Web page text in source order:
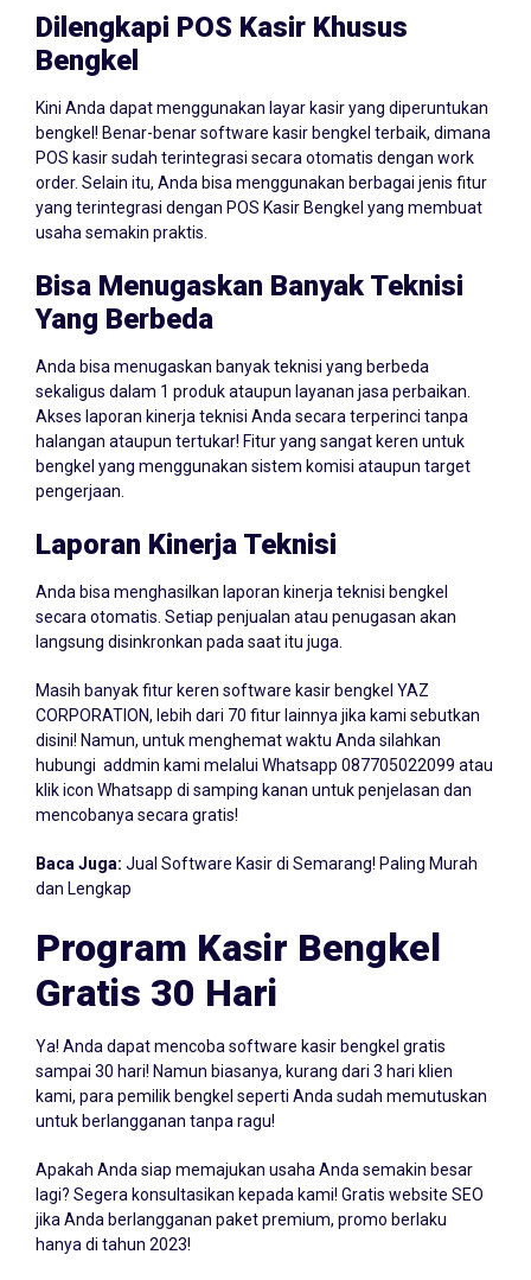
Dilengkapi POS Kasir Khusus
Bengkel
Kini Anda dapat menggunakan layar kasir yang diperuntukan
bengkel! Benar-benar software kasir bengkel terbaik, dimana
POS kasir sudah terintegrasi secara otomatis dengan work
order. Selain itu, Anda bisa menggunakan berbagai jenis fitur
yang terintegrasi dengan POS Kasir Bengkel yang membuat
usaha semakin praktis.
Bisa Menugaskan Banyak Teknisi
Yang Berbeda
Anda bisa menugaskan banyak teknisi yang berbeda
sekaligus dalam 1 produk ataupun layanan jasa perbaikan.
Akses laporan kinerja teknisi Anda secara terperinci tanpa
halangan ataupun tertukar! Fitur yang sangat keren untuk
bengkel yang menggunakan sistem komisi ataupun target
pengerjaan.
Laporan Kinerja Teknisi
Anda bisa menghasilkan laporan kinerja teknisi bengkel
secara otomatis. Setiap penjualan atau penugasan akan
langsung disinkronkan pada saat itu juga.
Masih banyak fitur keren software kasir bengkel YAZ
CORPORATION, lebih dari 70 fitur lainnya jika kami sebutkan
disini! Namun, untuk menghemat waktu Anda silahkan
hubungi addmin kami melalui Whatsapp 087705022099 atau
klik icon Whatsapp di samping kanan untuk penjelasan dan
mencobanya secara gratis!
Baca Juga: Jual Software Kasir di Semarang! Paling Murah
dan Lengkap
Program Kasir Bengkel
Gratis 30 Hari
Ya! Anda dapat mencoba software kasir bengkel gratis
sampai 30 hari! Namun biasanya, kurang dari 3 hari klien
kami, para pemilik bengkel seperti Anda sudah memutuskan
untuk berlangganan tanpa ragu!
Apakah Anda siap memajukan usaha Anda semakin besar
lagi? Segera konsultasikan kepada kami! Gratis website SEO
jika Anda berlangganan paket premium, promo berlaku
hanya di tahun 2023!